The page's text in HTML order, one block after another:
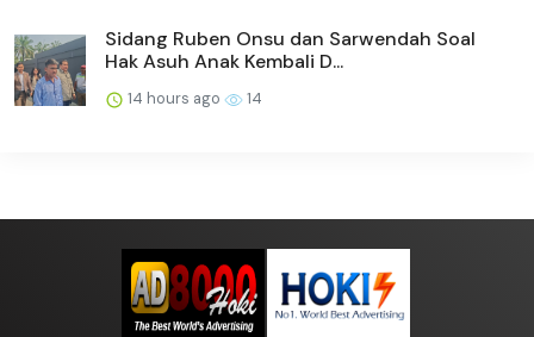
Sidang Ruben Onsu dan Sarwendah Soal
Hak Asuh Anak Kembali D...
14 hours ago 14